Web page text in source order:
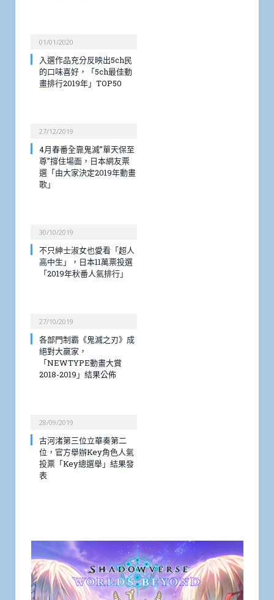
01/01/2020
入選作品充分反映出5ch民
的口味喜好，「5ch最佳動
畫排行2019年」TOP50
27/12/2019
4月春番全靠鬼滅”單天保至
尊”撐住場面，日本網友票
選「由大家決定2019年動畫
歌」
30/10/2019
不只紳士淑女也愛看「超人
高中生」，日本11萬票投選
「2019年秋番人氣排行」
27/10/2019
各部門制霸《鬼滅之刃》成
絕對大嬴家，
「NEWTYPE動畫大賞
2018-2019」結果公佈
28/09/2019
古河渚第三位立華奏第二
位，官方舉辦Key角色人氣
投票「Key總選舉」結果發
表